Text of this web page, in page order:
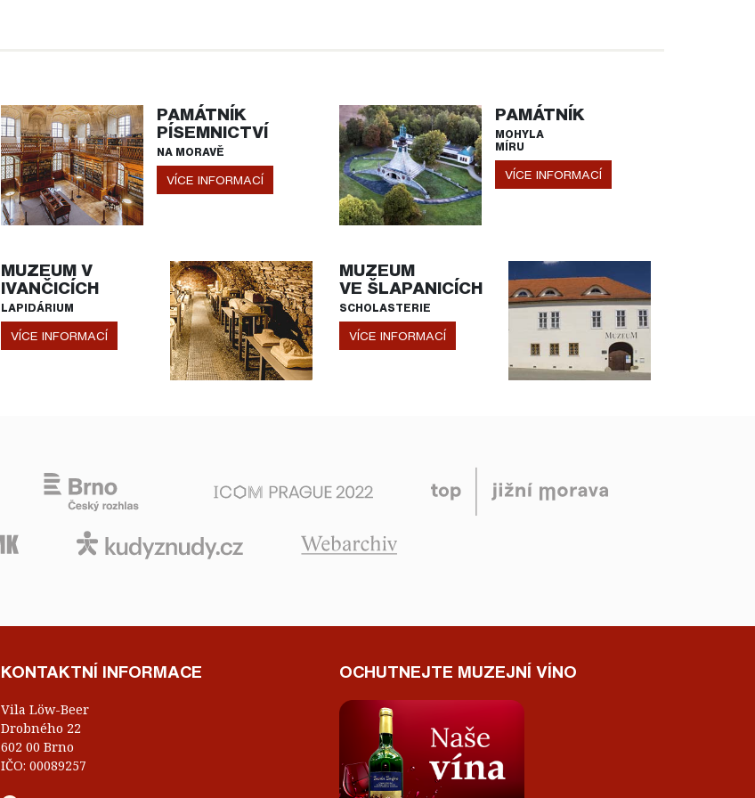
PAMÁTNÍK
PÍSEMNICTVÍ
NA MORAVĚ
VÍCE INFORMACÍ
PAMÁTNÍK
MOHYLA
MÍRU
VÍCE INFORMACÍ
MUZEUM V
IVANČICÍCH
LAPIDÁRIUM
VÍCE INFORMACÍ
MUZEUM
VE ŠLAPANICÍCH
SCHOLASTERIE
VÍCE INFORMACÍ
KONTAKTNÍ INFORMACE
Vila Löw-Beer
Drobného 22
602 00 Brno
IČO: 00089257
OCHUTNEJTE MUZEJNÍ VÍNO